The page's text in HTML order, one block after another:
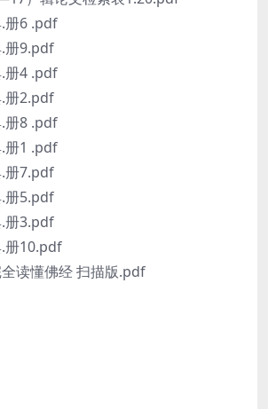
册6 .pdf
册9.pdf
册4 .pdf
册2.pdf
册8 .pdf
册1 .pdf
册7.pdf
册5.pdf
册3.pdf
册10.pdf
读懂佛经 扫描版.pdf